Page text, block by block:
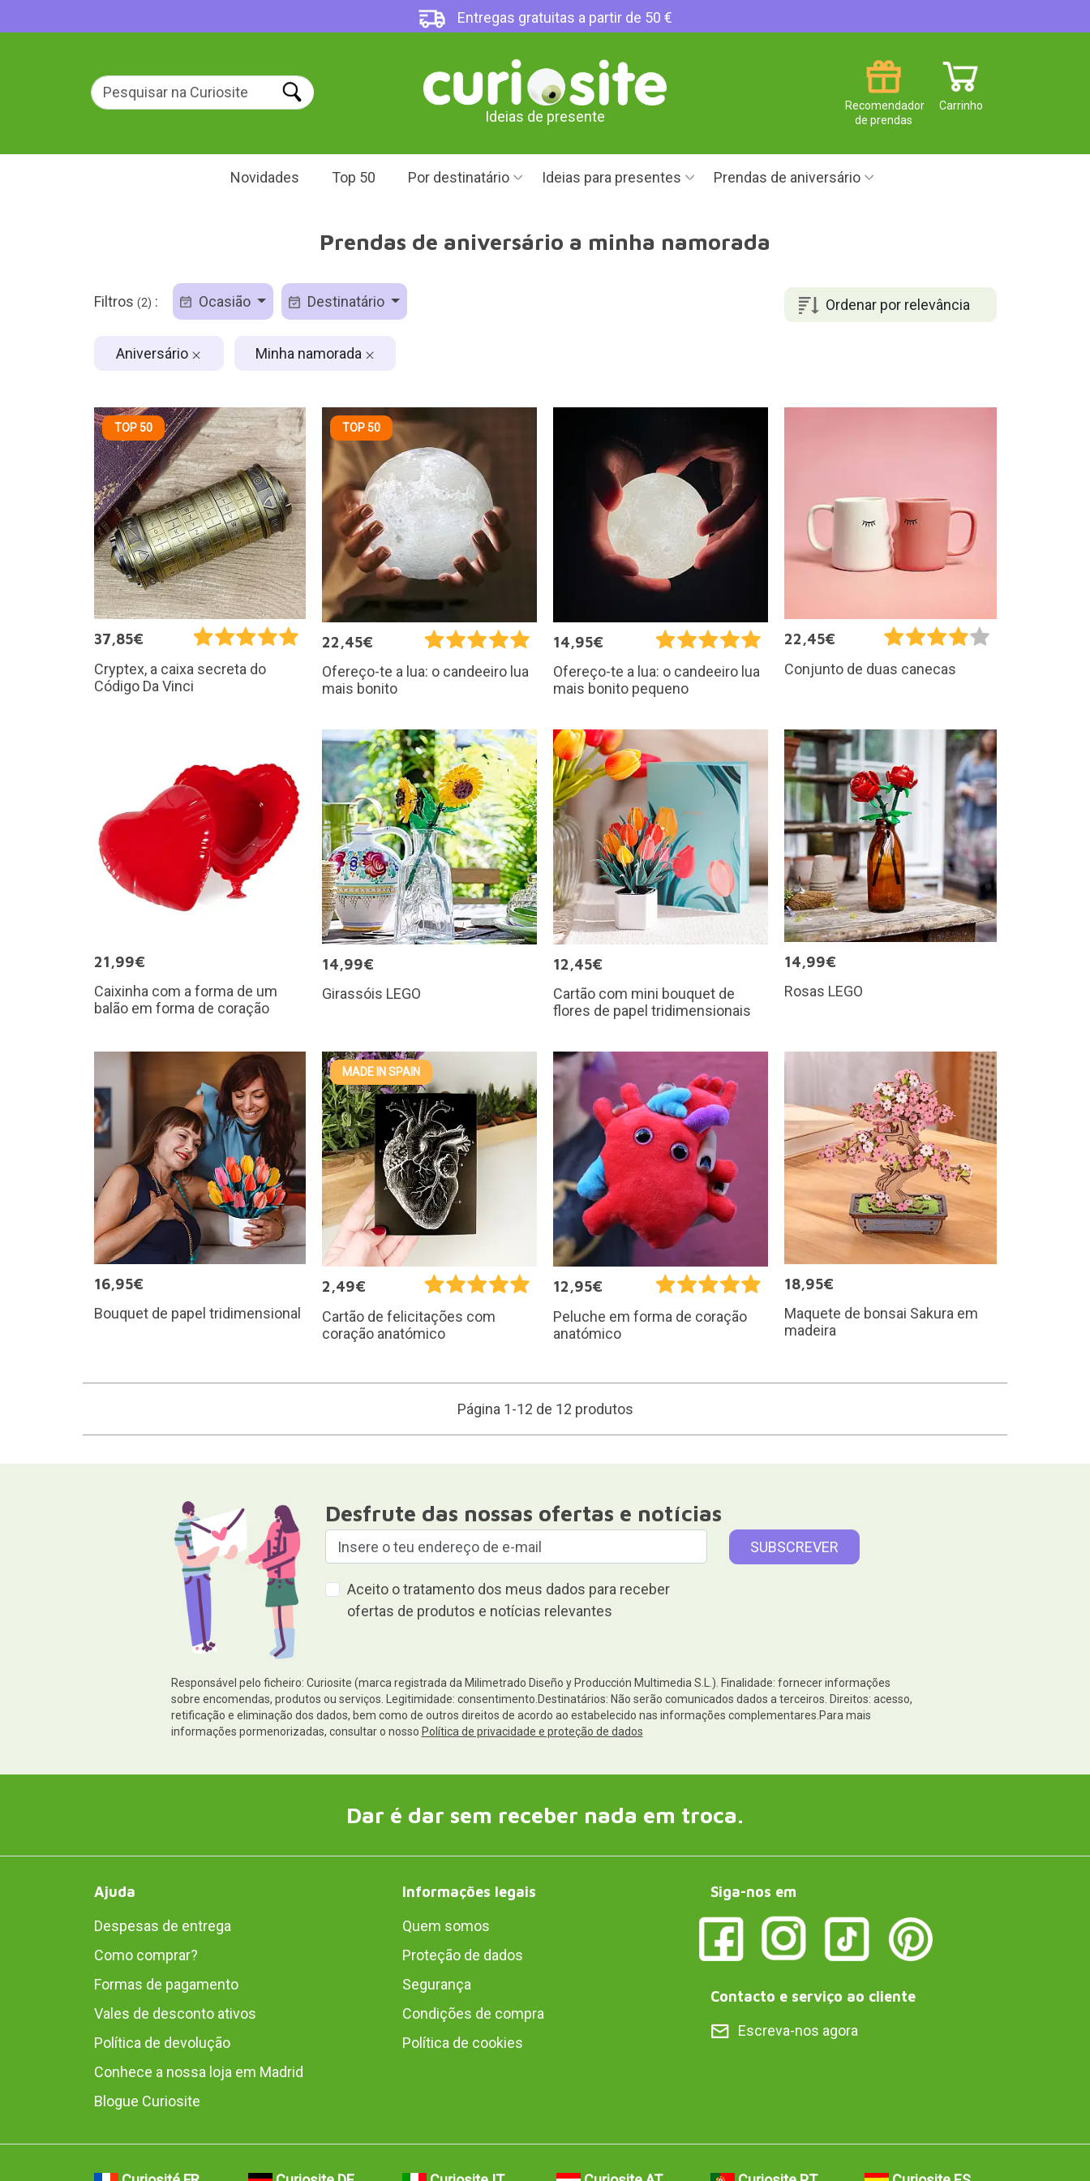
Entregas gratuitas a partir de 50 €
Ideias de presente
Carrinho
Recomendador
de prendas
Novidades Top 50 Por destinatário Ideias para presentes Prendas de aniversário
Prendas de aniversário a minha namorada
Ordenar por relevância
Filtros (2) : Ocasião Destinatário
Aniversário Minha namorada
TOP 50
37,85€
Cryptex, a caixa secreta do
Código Da Vinci
TOP 50
22,45€
Ofereço-te a lua: o candeeiro lua
mais bonito
14,95€
Ofereço-te a lua: o candeeiro lua
mais bonito pequeno
22,45€
Conjunto de duas canecas
21,99€
Caixinha com a forma de um
balão em forma de coração
14,99€
Girassóis LEGO
12,45€
Cartão com mini bouquet de
flores de papel tridimensionais
14,99€
Rosas LEGO
16,95€
Bouquet de papel tridimensional
MADE IN SPAIN
2,49€
Cartão de felicitações com
coração anatómico
12,95€
Peluche em forma de coração
anatómico
18,95€
Maquete de bonsai Sakura em
madeira
Página 1-12 de 12 produtos
Desfrute das nossas ofertas e notícias
Aceito o tratamento dos meus dados para receber
ofertas de produtos e notícias relevantes
Responsável pelo ficheiro: Curiosite (marca registrada da Milimetrado Diseño y Producción Multimedia S.L.). Finalidade: fornecer informações
sobre encomendas, produtos ou serviços. Legitimidade: consentimento.Destinatários: Não serão comunicados dados a terceiros. Direitos: acesso,
retificação e eliminação dos dados, bem como de outros direitos de acordo ao estabelecido nas informações complementares.Para mais
informações pormenorizadas, consultar o nosso Política de privacidade e proteção de dados
Dar é dar sem receber nada em troca.
Ajuda
Despesas de entrega
Como comprar?
Formas de pagamento
Vales de desconto ativos
Política de devolução
Conhece a nossa loja em Madrid
Blogue Curiosite
Informações legais
Quem somos
Proteção de dados
Segurança
Condições de compra
Política de cookies
Siga-nos em
Contacto e serviço ao cliente
Escreva-nos agora